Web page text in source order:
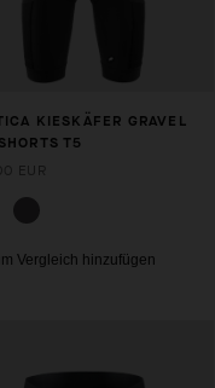
KIESKÄFER GRAVEL
T5
Vergleich hinzufügen